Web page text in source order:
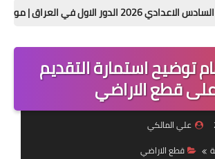
اخبار وزارة التربية والتعليم
اخبار وزارة العمل وهيئة
التقاعد
قسم التطبيقات
توضيح استمارة التقديم
على قطع الاراضي
علي المالكي
قطع الاراضي